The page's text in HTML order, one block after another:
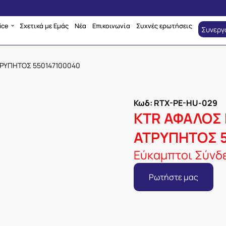
Σχετικά με Εμάς Νέα Επικοινωνία Συχνές ερωτήσεις
550147100040
Κωδ: RTX-PE-HU-029
KTR ΑΦΑΛΟΣ
ΑΤΡΥΠΗΤΟΣ
Εύκαμπτοι
Ρωτήστε μας